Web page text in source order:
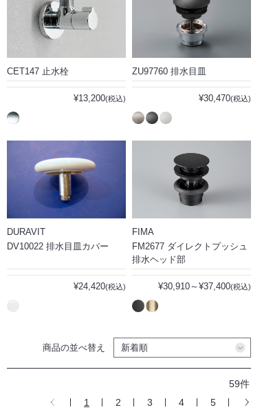
CET147 止水栓
¥13,200(税込)
ZU97760 排水目皿
¥30,470(税込)
DURAVIT
DV10022 排水目皿カバー
¥24,420(税込)
FIMA
FM2677 ダイレクトプッシュ
排水ヘッド部
¥30,910～¥37,400(税込)
商品の並べ替え
59件
1
2 3 4 5